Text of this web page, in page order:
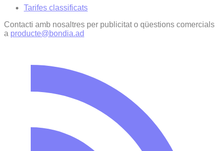
Tarifes classificats
Contacti amb nosaltres per publicitat o qüestions comercials
a producte@bondia.ad